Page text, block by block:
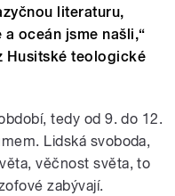
literaturu,
oceán jsme našli,“
Husitské teologické
tedy od 9. do 12.
Lidská svoboda,
věčnost světa, to
zabývají.